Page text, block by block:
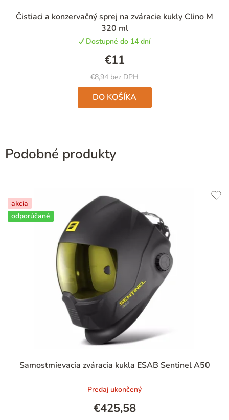
Čistiaci a konzervačný sprej na zváracie kukly Clino M
320 ml
Dostupné do 14 dní
€8,94 bez DPH
€11
DO KOŠÍKA
Podobné produkty
akcia
odporúčané
Samostmievacia zváracia kukla ESAB Sentinel A50
Predaj ukončený
€425,58